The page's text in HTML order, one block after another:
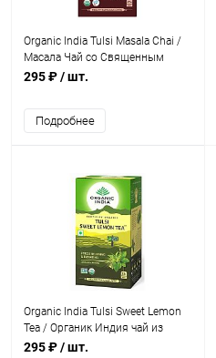
Organic India Tulsi Masala Chai /
Масала Чай со Священным
Базиликом 25 Чайные пакетики
295 ₽/ шт.
Подробнее
Organic India Tulsi Sweet Lemon
Tea / Органик Индия чай из
Тулси и лимоном 25 Чайные
295 ₽/ шт.